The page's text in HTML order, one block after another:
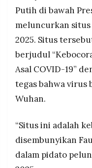
Putih di bawah
meluncurkan situs
2025. Situs
berjudul
Asal COVID-19”
tegas bahwa
Wuhan.
“Situs ini adalah
disembunyikan
dalam pidato